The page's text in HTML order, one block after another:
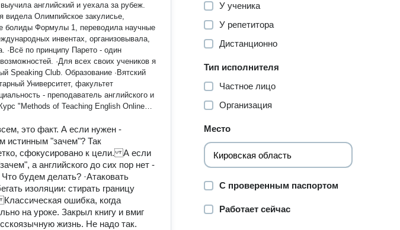
видела Олимпийское закулисье,
болиды Формулы 1, переводила научные
инвентах, организовывала,
·Для всех своих учеников я
Образование ·Вятский
Университет, факультет
- преподаватель английского и
"Methods of Teaching English Online"
по программе "Теория и практика
языка от 0 до 7 лет ". 2019 ·Практикум
уроках английского языка с детьми от
2019 ·Международный онлайн-
иностранным языкам. Цифровые
языкам. Подготовка к ЕГЭ по
сети в обучении иностранным
к ЕГЭ по английскому языку для
" Подготовка к ЕГЭ по
образовательной среде. 72 часа."
это факт. А если нужен -
истинным "зачем"? Так
сфокусировано к цели. А если
а английского до сих пор нет -
будем делать? ·Атаковать
изоляции: стирать границу
ошибка, когда
на уроке. Закрыл книгу и вмиг
жизнь. Не надо так.
У ученика
У репетитора
Дистанционно
Тип исполнителя
Частное лицо
Организация
Место
С проверенным паспортом
Работает сейчас